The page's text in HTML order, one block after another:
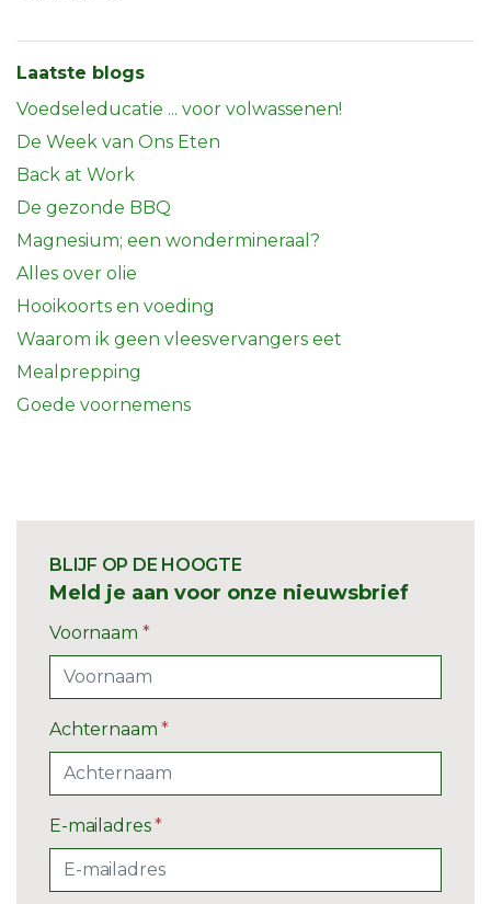
Laatste blogs
Voedseleducatie ... voor volwassenen!
De Week van Ons Eten
Back at Work
De gezonde BBQ
Magnesium; een wondermineraal?
Alles over olie
Hooikoorts en voeding
Waarom ik geen vleesvervangers eet
Mealprepping
Goede voornemens
BLIJF OP DE HOOGTE
Meld je aan voor onze nieuwsbrief
Voornaam *
Achternaam*
E-mailadres*